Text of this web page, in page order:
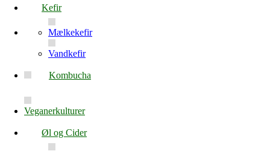
Kefir
Mælkekefir
Vandkefir
Kombucha
Veganerkulturer
Øl og Cider